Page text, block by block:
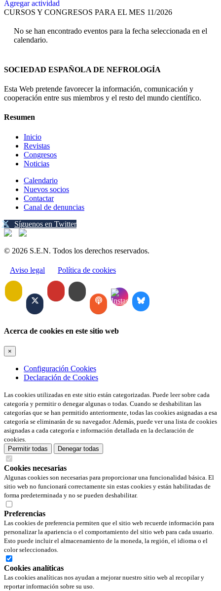
Agregar actividad
CURSOS Y CONGRESOS PARA EL MES 11/2026
No se han encontrado eventos para la fecha seleccionada en el
calendario.
SOCIEDAD ESPAÑOLA DE NEFROLOGÍA
Esta Web pretende favorecer la información, comunicación y
cooperación entre sus miembros y el resto del mundo científico.
Resumen
Inicio
Revistas
Congresos
Noticias
Calendario
Nuevos socios
Contactar
Canal de denuncias
Síguenos en Twitter
© 2026 S.E.N. Todos los derechos reservados.
Aviso legal Política de cookies
Acerca de cookies en este sitio web
×
Configuración Cookies
Declaración de Cookies
Las cookies utilizadas en este sitio están categorizadas. Puede leer sobre cada
categoría y permitir o denegar algunas o todas. Cuando se deshabilitan las
categorías que se han permitido anteriormente, todas las cookies asignadas a esa
categoría se eliminarán de su navegador. Además, puede ver una lista de cookies
asignadas a cada categoría e información detallada en la declaración de
cookies.
Permitir todas
Denegar todas
Cookies necesarias
Algunas cookies son necesarias para proporcionar una funcionalidad básica. El
sitio web no funcionará correctamente sin estas cookies y están habilitadas de
forma predeterminada y no se pueden deshabilitar.
Preferencias
Las cookies de preferencia permiten que el sitio web recuerde información para
personalizar la apariencia o el comportamiento del sitio web para cada usuario.
Esto puede incluir el almacenamiento de la moneda, la región, el idioma o el
color seleccionados.
Cookies analíticas
Las cookies analíticas nos ayudan a mejorar nuestro sitio web al recopilar y
reportar información sobre su uso.